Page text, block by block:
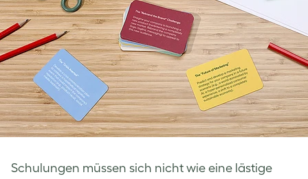
Schulungen müssen sich nicht wie eine lästige